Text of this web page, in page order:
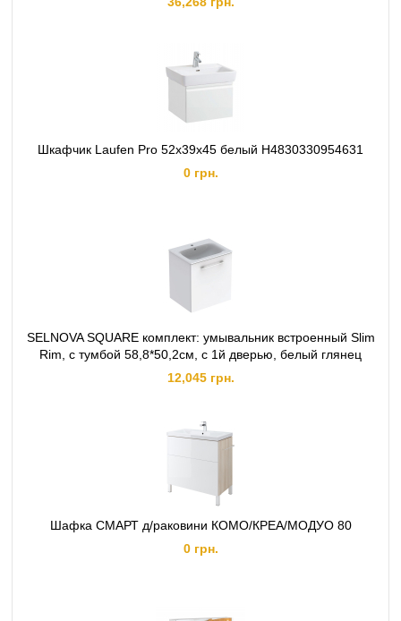
Шкафчик Laufen Pro 52x39x45 белый H4830330954631
0 грн.
SELNOVA SQUARE комплект: умывальник встроенный Slim
Rim, с тумбой 58,8*50,2см, с 1й дверью, белый глянец
12,045 грн.
Шафка СМАРТ д/раковини КОМО/КРЕА/МОДУО 80
0 грн.